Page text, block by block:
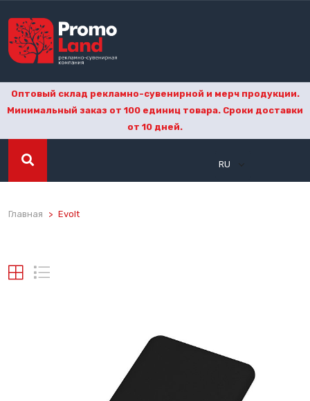
Оптовый склад рекламно-сувенирной и мерч продукции.
Минимальный заказ от 100 единиц товара. Сроки доставки
от 10 дней.
RU
Главная Evolt